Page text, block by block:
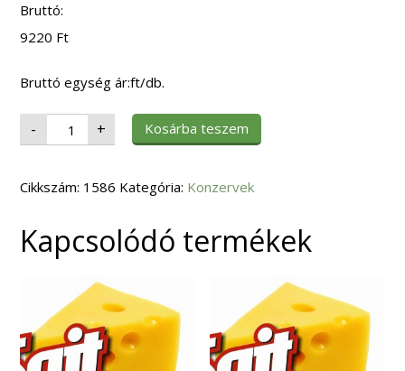
Bruttó:
9220 Ft
Bruttó egység ár:ft/db.
- Szarvasgombakrém
500g
5%
+ Kosárba teszem
Cikkszám: 1586 Kategória: Konzervek
Kapcsolódó termékek